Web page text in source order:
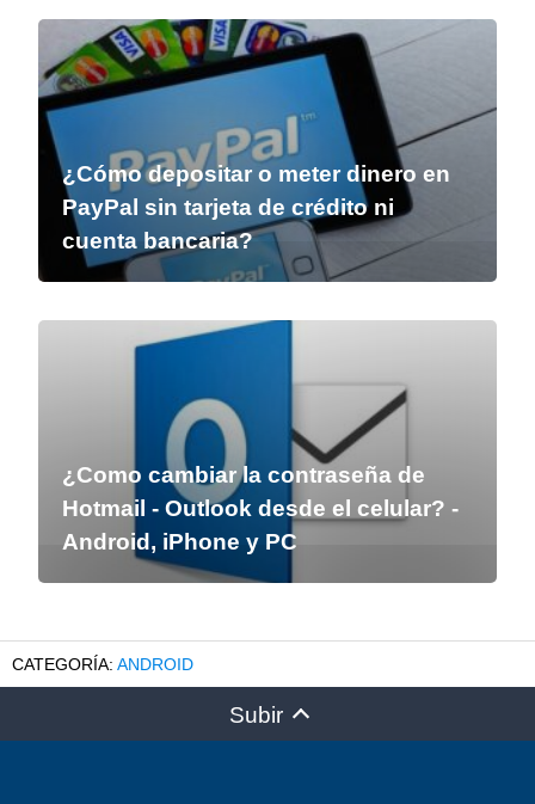
¿Cómo depositar o meter dinero en
PayPal sin tarjeta de crédito ni
cuenta bancaria?
¿Como cambiar la contraseña de
Hotmail - Outlook desde el celular? -
Android, iPhone y PC
ANDROID
Subir